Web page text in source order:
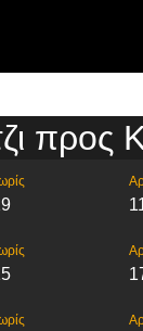
προς